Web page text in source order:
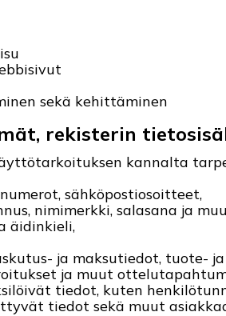
sekä kehittäminen
rekisterin
kannalta
sähköpostiosoitteet,
nimimerkki, salasana ja
äidinkieli,
ja maksutiedot, tuote-
ja muut
tiedot, kuten
tiedot sekä muut